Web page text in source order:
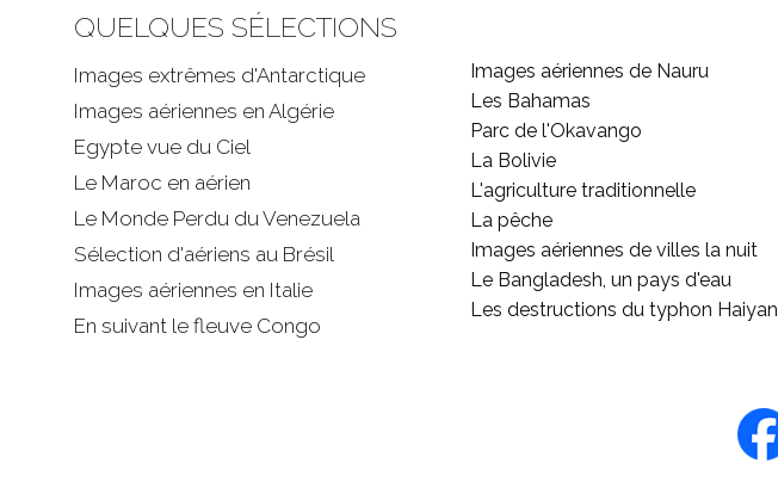
QUELQUES SÉLECTIONS
Images extrêmes d'Antarctique
Images aériennes en Algérie
Egypte vue du Ciel
Le Maroc en aérien
Le Monde Perdu du Venezuela
Sélection d'aériens au Brésil
Images aériennes en Italie
En suivant le fleuve Congo
Images aériennes de Nauru
Les Bahamas
Parc de l'Okavango
La Bolivie
L'agriculture traditionnelle
La pêche
Images aériennes de villes la nuit
Le Bangladesh, un pays d'eau
Les destructions du typhon Haiyan